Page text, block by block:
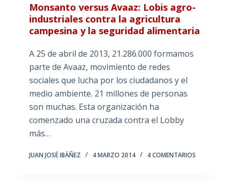
Monsanto versus Avaaz: Lobis agro-
industriales contra la agricultura
campesina y la seguridad alimentaria
A 25 de abril de 2013, 21.286.000 formamos
parte de Avaaz, movimiento de redes
sociales que lucha por los ciudadanos y el
medio ambiente. 21 millones de personas
son muchas. Esta organización ha
comenzado una cruzada contra el Lobby
más…
JUAN JOSÉ IBÁÑEZ 4 MARZO 2014 4 COMENTARIOS